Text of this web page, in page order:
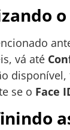
vá até
se o Face